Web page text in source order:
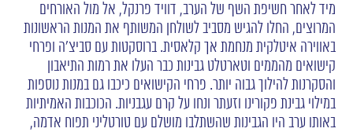
מיד לאחר חשיפת השף של הערב, דוויד פרנקל, אל מול האורחים
המרוצים, החלו להגיש מסביב לשולחן המשותף את המנות הראשונות
באווירה איטלקית מנחמת אך קלאסית. ברוסקטות עם סביצ'ה ופרחי
קישואים מהממים וטארטלט גבינות כבר העלו את רמות התיאבון
והסקרנות להילוך גבוה יותר. פרחי הקישואים כיכבו גם במנות נוספות
במילוי גבינת פקורינו וזעתר ונחו על קרם עגבניות. הכוכבות האמיתיות
באותו ערב היו הגבינות שהשתלבו מושלם עם טורטליני תפוח אדמה,